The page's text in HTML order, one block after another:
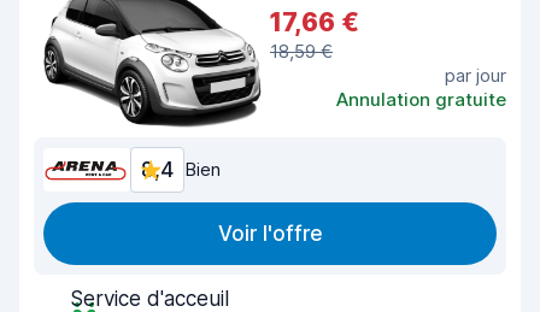
17,66 €
18,59 €
par jour
Annulation gratuite
8,4 Bien
Voir l'offre
Service d'acceuil